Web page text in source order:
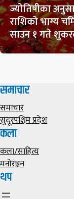
ज्योतिषीका
राशिको भाग्य
साउन १ गते
समाचार
समाचार
सुदूरपश्चिम प्रदेश
कला
कला/साहित्य
मनोरञ्जन
थप